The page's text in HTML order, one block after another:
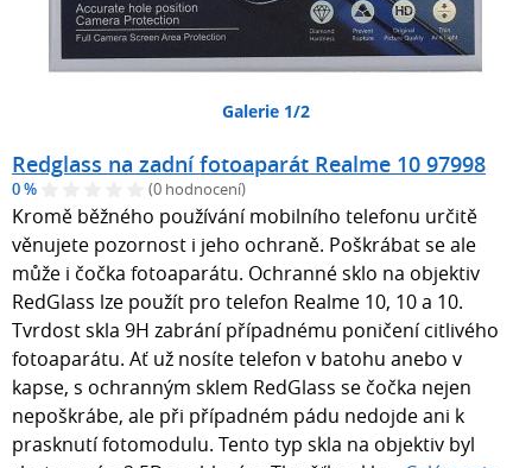
Galerie 1/2
Redglass na zadní fotoaparát Realme 10 97998
0 % (0 hodnocení)
Kromě běžného používání mobilního telefonu určitě
věnujete pozornost i jeho ochraně. Poškrábat se ale
může i čočka fotoaparátu. Ochranné sklo na objektiv
RedGlass lze použít pro telefon Realme 10, 10 a 10.
Tvrdost skla 9H zabrání případnému poničení citlivého
fotoaparátu. Ať už nosíte telefon v batohu anebo v
kapse, s ochranným sklem RedGlass se čočka nejen
nepoškrábe, ale při případném pádu nedojde ani k
prasknutí fotomodulu. Tento typ skla na objektiv byl